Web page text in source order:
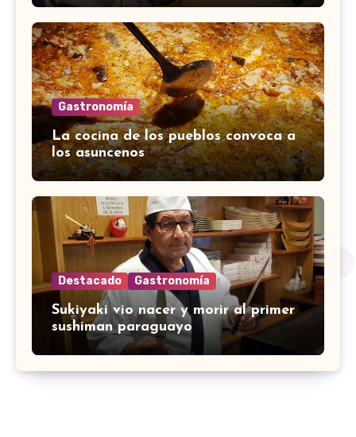
Gastronomía
La cocina de los pueblos convoca a
los asuncenos
Destacado Gastronomía
Sukiyaki vio nacer y morir al primer
sushiman paraguayo